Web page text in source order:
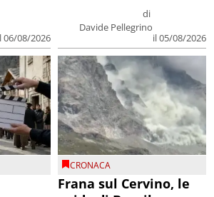
06/08/2026
di
Davide Pellegrino
il 05/08/2026
CRONACA
Frana sul Cervino, le